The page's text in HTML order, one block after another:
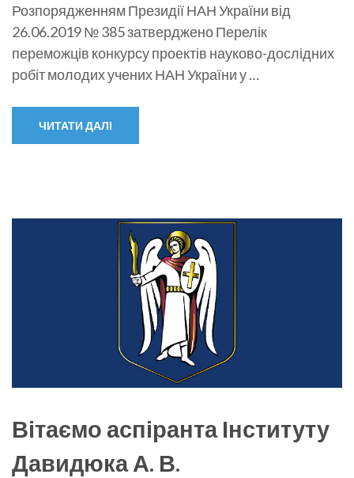
Розпорядженням Президії НАН України від
26.06.2019 № 385 затверджено Перелік
переможців конкурсу проектів науково-дослідних
робіт молодих учених НАН України у …
ЧИТАТИ ДАЛІ
Вітаємо аспіранта Інституту
Давидюка А. В.